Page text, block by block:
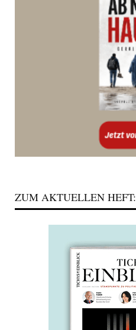
ZUM AKTUELLEN HEFT: